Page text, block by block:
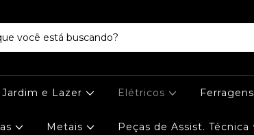
Jardim e Lazer Elétricos Ferragens
Metais Peças de Assist. Técnica